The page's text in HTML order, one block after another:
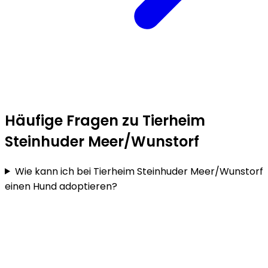
Häufige Fragen zu Tierheim
Steinhuder Meer/Wunstorf
Wie kann ich bei Tierheim Steinhuder Meer/Wunstorf
einen Hund adoptieren?